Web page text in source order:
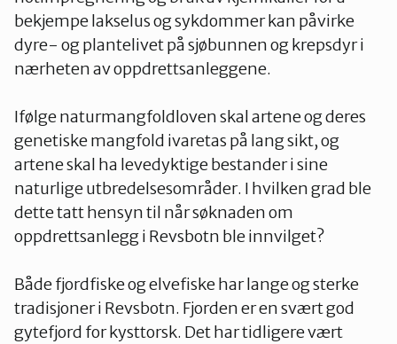
bekjempe lakselus og sykdommer kan påvirke
dyre- og plantelivet på sjøbunnen og krepsdyr i
nærheten av oppdrettsanleggene.
Ifølge naturmangfoldloven skal artene og deres
genetiske mangfold ivaretas på lang sikt, og
artene skal ha levedyktige bestander i sine
naturlige utbredelsesområder. I hvilken grad ble
dette tatt hensyn til når søknaden om
oppdrettsanlegg i Revsbotn ble innvilget?
Både fjordfiske og elvefiske har lange og sterke
tradisjoner i Revsbotn. Fjorden er en svært god
gytefjord for kysttorsk. Det har tidligere vært